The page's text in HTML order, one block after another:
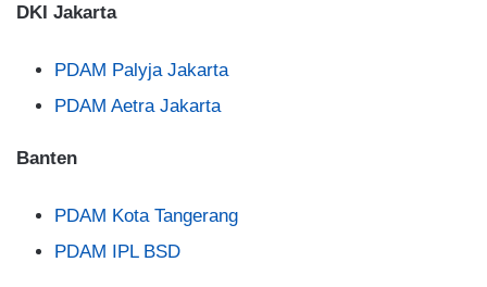
DKI Jakarta
PDAM Palyja Jakarta
PDAM Aetra Jakarta
Banten
PDAM Kota Tangerang
PDAM IPL BSD